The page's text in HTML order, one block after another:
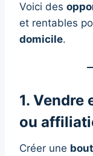
Voici des
et rentables
domicile.
1. Vendre
ou
Créer une